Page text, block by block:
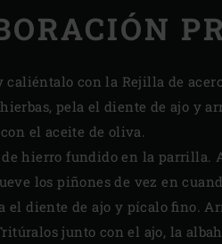
caliéntalo con la Rejilla de
pela el diente de ajo y
el aceite de oliva.
hierro fundido en la parrilla.
los piñones de vez en
el diente de ajo y pícalo fino.
junto con el ajo, la